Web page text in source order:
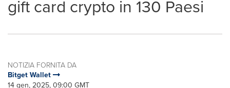
gift card crypto in 130 Paesi
NOTIZIA FORNITA DA
Bitget Wallet
14 gen, 2025, 09:00 GMT